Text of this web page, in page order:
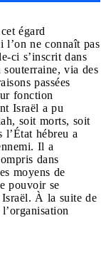
égard
l’on ne connaît pas
ci s’inscrit dans
souterraine, via des
passées
fonction
Israël a pu
soit morts, soit
l’État hébreu a
Il a
dans
moyens de
pouvoir se
À la suite de